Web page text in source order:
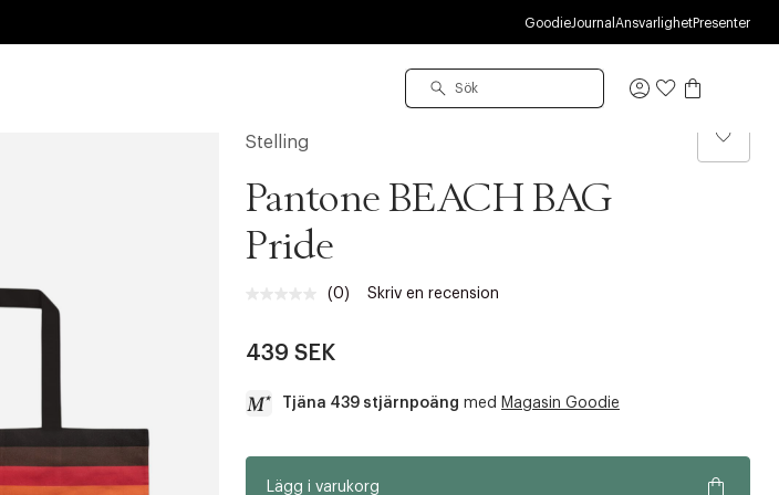
GoodieJournal AnsvarlighetPresenter
Logga
Stelling
Pantone BEACH BAG
Pride
Inget
till
(0) Skriv en recension
439 SEK
Tjäna 439 stjärnpoäng med Magasin Goodie
Lägg i varukorg